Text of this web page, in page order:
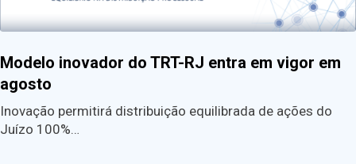
Modelo inovador do TRT-RJ entra em vigor em
agosto
Inovação permitirá distribuição equilibrada de ações do
Juízo 100%…